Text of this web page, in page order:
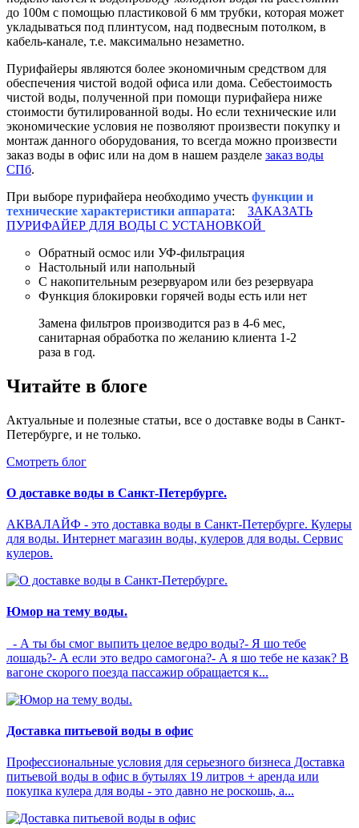
до 100м с помощью пластиковой 6 мм трубки, которая может
укладываться под плинтусом, над подвесным потолком, в
кабель-канале, т.е. максимально незаметно.
Пурифайеры являются более экономичным средством для
обеспечения чистой водой офиса или дома. Себестоимость
чистой воды, полученной при помощи пурифайера ниже
стоимости бутилированной воды. Но если технические или
экономические условия не позволяют произвести покупку и
монтаж данного оборудования, то всегда можно произвести
заказ воды в офис или на дом в нашем разделе заказ воды
СПб.
При выборе пурифайера необходимо учесть функции и
технические характеристики аппарата: ЗАКАЗАТЬ
ПУРИФАЙЕР ДЛЯ ВОДЫ С УСТАНОВКОЙ
Обратный осмос или УФ-фильтрация
Настольный или напольный
С накопительным резервуаром или без резервуара
Функция блокировки горячей воды есть или нет
Замена фильтров производится раз в 4-6 мес,
санитарная обработка по желанию клиента 1-2
раза в год.
Читайте в блоге
Актуальные и полезные статьи, все о доставке воды в Санкт-
Петербурге, и не только.
Смотреть блог
О доставке воды в Санкт-Петербурге.
АКВАЛАЙФ - это доставка воды в Санкт-Петербурге. Кулеры
для воды. Интернет магазин воды, кулеров для воды. Сервис
кулеров.
Юмор на тему воды.
- А ты бы смог выпить целое ведро воды?- Я шо тебе
лошадь?- А если это ведро самогона?- А я шо тебе не казак? В
вагоне скорого поезда пассажир обращается к...
Доставка питьевой воды в офис
Профессиональные условия для серьезного бизнеса Доставка
питьевой воды в офис в бутылях 19 литров + аренда или
покупка кулера для воды - это давно не роскошь, а...